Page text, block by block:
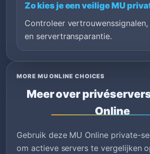
Zo kies je een veilige MU
Controleer
en servertransparantie.
MORE MU ONLINE CHOICES
Meer over
Online
Gebruik deze MU Online private-
om actieve servers te vergelijken